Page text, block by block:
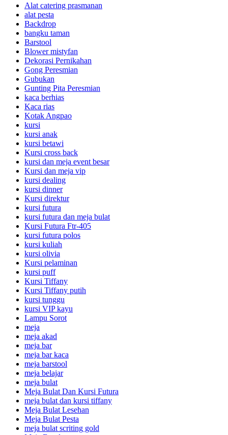
Alat catering prasmanan
alat pesta
Backdrop
bangku taman
Barstool
Blower mistyfan
Dekorasi Pernikahan
Gong Peresmian
Gubukan
Gunting Pita Peresmian
kaca berhias
Kaca rias
Kotak Angpao
kursi
kursi anak
kursi betawi
Kursi cross back
kursi dan meja event besar
Kursi dan meja vip
kursi dealing
kursi dinner
Kursi direktur
kursi futura
kursi futura dan meja bulat
Kursi Futura Ftr-405
kursi futura polos
kursi kuliah
kursi olivia
Kursi pelaminan
kursi puff
Kursi Tiffany
Kursi Tiffany putih
kursi tunggu
kursi VIP kayu
Lampu Sorot
meja
meja akad
meja bar
meja bar kaca
meja barstool
meja belajar
meja bulat
Meja Bulat Dan Kursi Futura
meja bulat dan kursi tiffany
Meja Bulat Lesehan
Meja Bulat Pesta
meja bulat scriting gold